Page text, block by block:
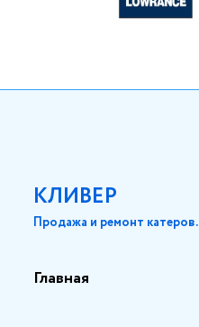
КЛИВЕР
Продажа и ремонт катеров.
Главная